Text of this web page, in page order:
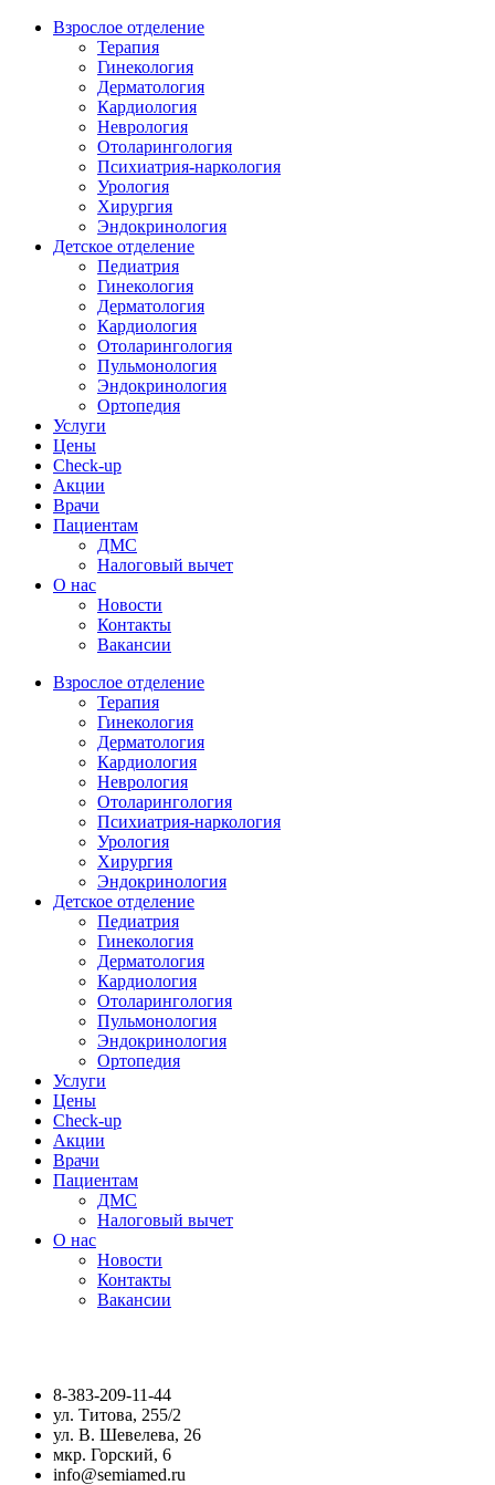
Взрослое отделение
Терапия
Гинекология
Дерматология
Кардиология
Неврология
Отоларингология
Психиатрия-наркология
Урология
Хирургия
Эндокринология
Детское отделение
Педиатрия
Гинекология
Дерматология
Кардиология
Отоларингология
Пульмонология
Эндокринология
Ортопедия
Услуги
Цены
Check-up
Акции
Врачи
Пациентам
ДМС
Налоговый вычет
О нас
Новости
Контакты
Вакансии
Взрослое отделение
Терапия
Гинекология
Дерматология
Кардиология
Неврология
Отоларингология
Психиатрия-наркология
Урология
Хирургия
Эндокринология
Детское отделение
Педиатрия
Гинекология
Дерматология
Кардиология
Отоларингология
Пульмонология
Эндокринология
Ортопедия
Услуги
Цены
Check-up
Акции
Врачи
Пациентам
ДМС
Налоговый вычет
О нас
Новости
Контакты
Вакансии
8-383-209-11-44
ул. Титова, 255/2
ул. В. Шевелева, 26
мкр. Горский, 6
info@semiamed.ru